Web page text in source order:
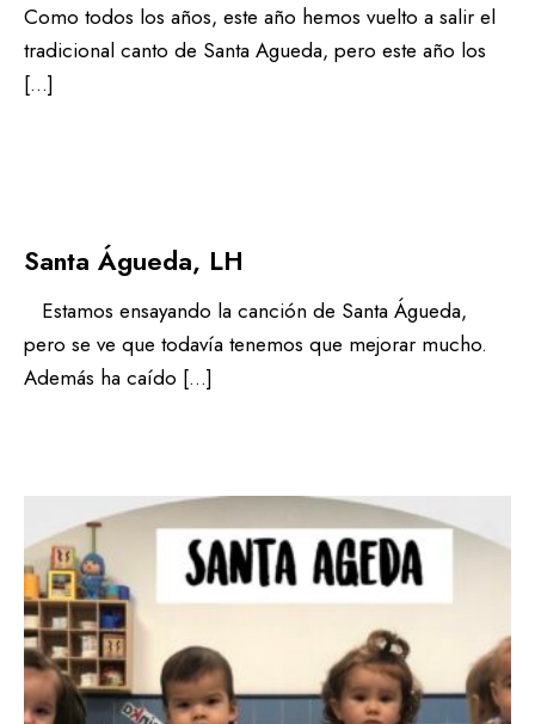
Como todos los años, este año hemos vuelto a salir el
tradicional canto de Santa Agueda, pero este año los
[…]
Santa Águeda, LH
Estamos ensayando la canción de Santa Águeda,
pero se ve que todavía tenemos que mejorar mucho.
Además ha caído […]